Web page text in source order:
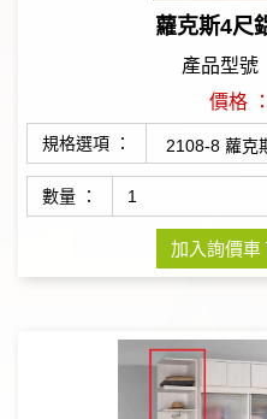
蘿克斯4尺
產品型號
價格
規格選項 ：
數量 ：
加入詢價車